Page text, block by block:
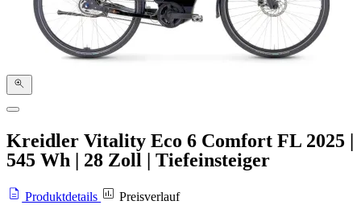
Kreidler Vitality Eco 6 Comfort FL 2025 |
545 Wh | 28 Zoll | Tiefeinsteiger
Produktdetails
Preisverlauf